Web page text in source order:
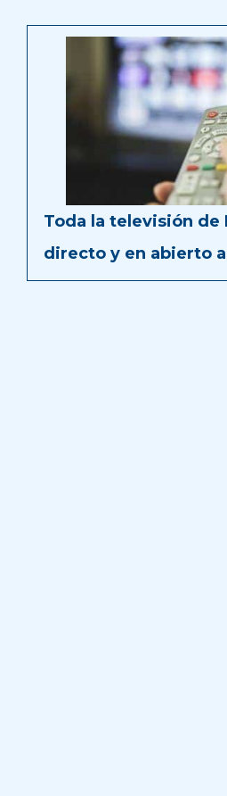
Toda la televisión de
directo y en abierto